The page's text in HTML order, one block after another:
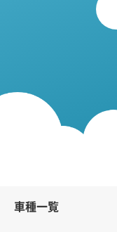
車種一覧